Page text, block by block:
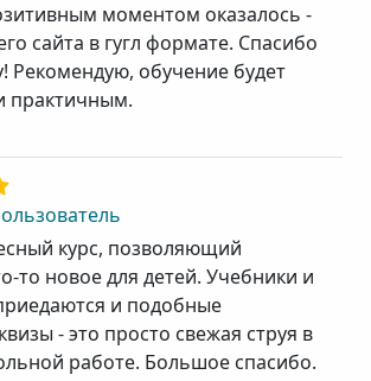
моментом оказалось -
сайта в гугл формате. Спасибо
Рекомендую, обучение будет
практичным.
курс, позволяющий
то новое для детей. Учебники и
и подобные
- это просто свежая струя в
работе. Большое спасибо.